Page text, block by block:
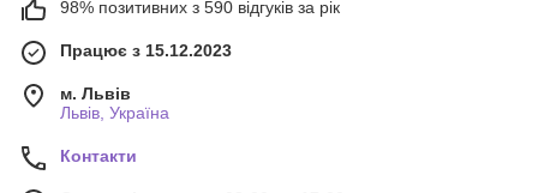
98% позитивних з 590 відгуків за рік
Працює з 15.12.2023
м. Львів
Львів, Україна
Контакти